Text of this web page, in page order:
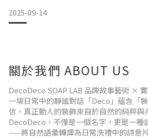
以實驗者的精神雕琢每一塊手工皂。
皂體的色彩源自植物本身的研磨粉末——
在細緻而緩慢的釋放中，點亮每一段洗沐
這些來自土地的素材，
需經過八週的晾皂熟成，
讓時間完整參與其中，
最終成就您
2025-09-14
關於我們 ABOUT US
DecoDeco SOAP LAB 品牌故事藝術 ×
一場日常中的靜謐對話「Deco」蘊含「
信，真正動人的裝飾來自於自然的純粹與
DecoDeco，不僅是一個名字，更是一種
——將自然語彙轉譯為日常洗禮中的詩意